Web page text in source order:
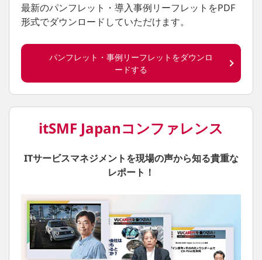
最新のパンフレット・導入事例リーフレットをPDF
形式でダウンロードしていただけます。
パンフレット・事例リーフレットをダウンロ
ードする
itSMF Japanコンファレンス
ITサービスマネジメントを現場の声から知る貴重な
レポート！